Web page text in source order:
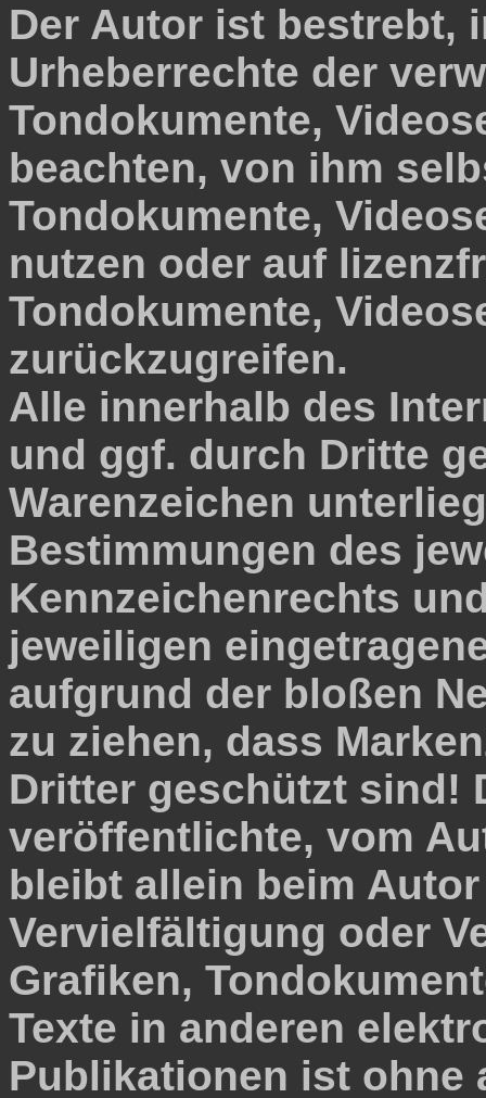
Der Autor ist bestrebt,
Urheberrechte der
Tondokumente,
beachten, von ihm
Tondokumente,
nutzen oder auf
Tondokumente,
zurückzugreifen.
Alle innerhalb des
und ggf. durch Dritte
Warenzeichen
Bestimmungen des
Kennzeichenrechts
jeweiligen
aufgrund der bloßen
zu ziehen, dass
Dritter geschützt sind!
veröffentlichte, vom
bleibt allein beim
Vervielfältigung oder
Grafiken,
Texte in anderen
Publikationen ist ohne